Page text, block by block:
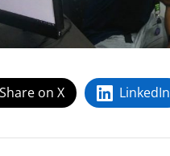
Share on X LinkedIn